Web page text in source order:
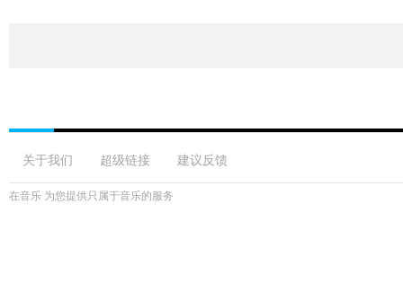
关于我们 超级链接 建议反馈
在音乐 为您提供只属于音乐的服务